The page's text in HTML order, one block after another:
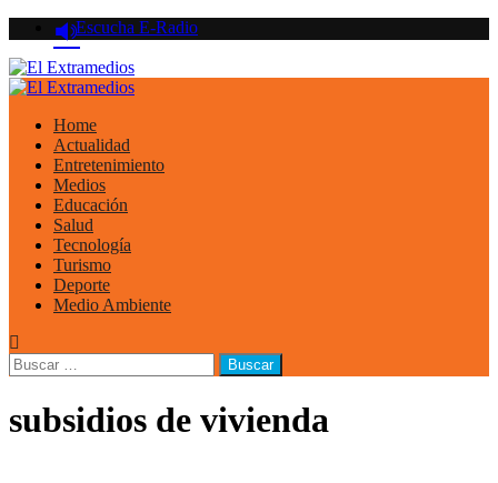
al
contenido
Escucha E-Radio
Primary
Home
Actualidad
Entretenimiento
Medios
Educación
Salud
Tecnología
Turismo
Deporte
Medio Ambiente
Buscar:
subsidios de vivienda